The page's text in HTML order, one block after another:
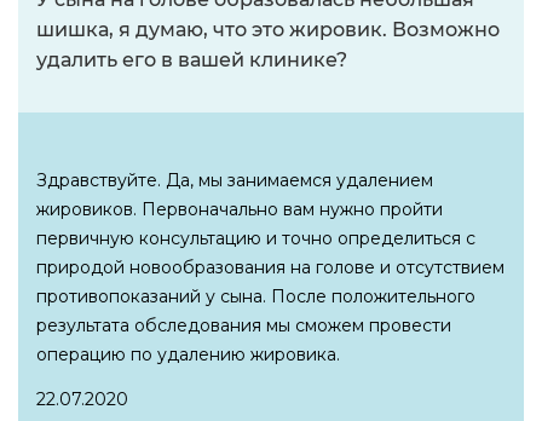
шишка, я думаю, что это жировик. Возможно
удалить его в вашей клинике?
Здравствуйте. Да, мы занимаемся удалением
жировиков. Первоначально вам нужно пройти
первичную консультацию и точно определиться с
природой новообразования на голове и отсутствием
противопоказаний у сына. После положительного
результата обследования мы сможем провести
операцию по удалению жировика.
22.07.2020